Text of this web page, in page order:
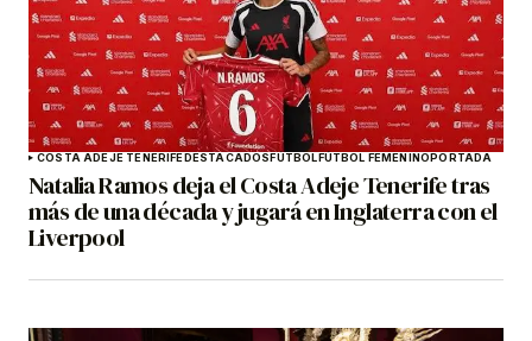
COSTA ADEJE TENERIFEDESTACADOSFÚTBOLFÚTBOL FEMENINOPORTADA
Natalia Ramos deja el Costa Adeje Tenerife tras
más de una década y jugará en Inglaterra con el
Liverpool